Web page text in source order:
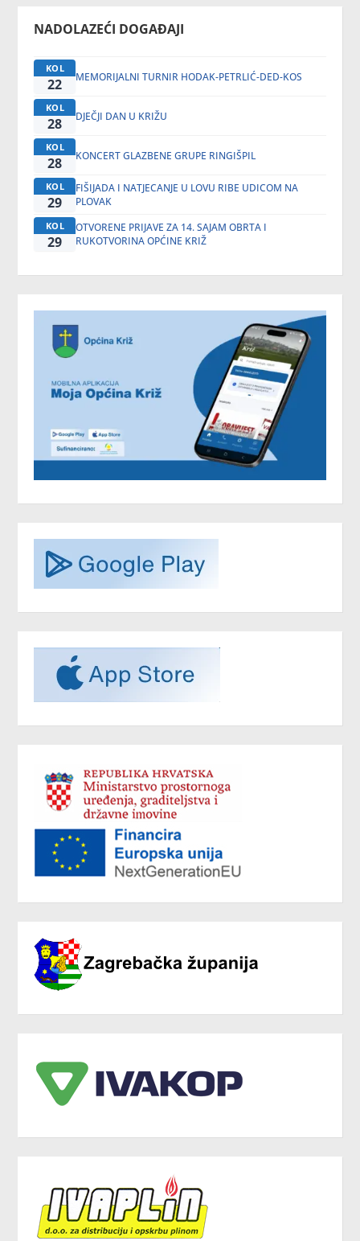
NADOLAZEĆI DOGAĐAJI
KOL
22 MEMORIJALNI TURNIR HODAK-PETRLIĆ-DED-KOS
KOL
28 DJEČJI DAN U KRIŽU
KOL
28 KONCERT GLAZBENE GRUPE RINGIŠPIL
KOL
29
FIŠIJADA I NATJECANJE U LOVU RIBE UDICOM NA
PLOVAK
KOL
29
OTVORENE PRIJAVE ZA 14. SAJAM OBRTA I
RUKOTVORINA OPĆINE KRIŽ